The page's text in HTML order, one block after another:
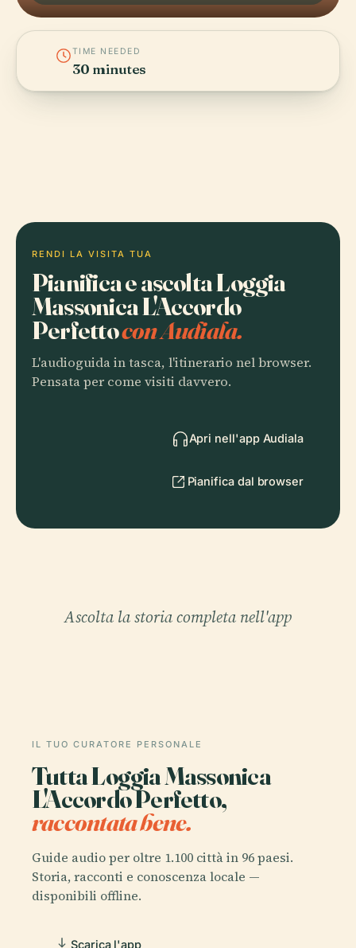
TIME NEEDED
30 minutes
RENDI LA VISITA TUA
Pianifica e ascolta Loggia
Massonica L'Accordo
Perfettocon Audiala.
L'audioguida in tasca, l'itinerario nel browser.
Pensata per come visiti davvero.
Apri nell'app Audiala
Pianifica dal browser
Ascolta la storia completa nell'app
IL TUO CURATORE PERSONALE
Tutta Loggia Massonica
L'Accordo Perfetto,
raccontata bene.
Guide audio per oltre 1.100 città in 96 paesi.
Storia, racconti e conoscenza locale —
disponibili offline.
Scarica l'app